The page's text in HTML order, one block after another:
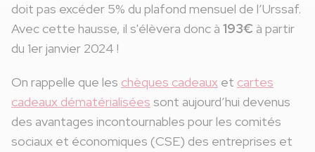
doit pas excéder 5% du plafond mensuel de l’Urssaf.
Avec cette hausse, il s'élèvera donc à 193€ à partir
du 1er janvier 2024 !
On rappelle que les chèques cadeaux et cartes
cadeaux dématérialisées sont aujourd’hui devenus
des avantages incontournables pour les comités
sociaux et économiques (CSE) des entreprises et